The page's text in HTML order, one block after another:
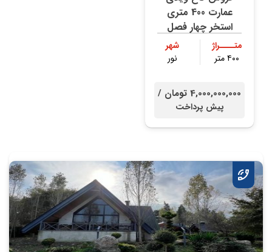
عمارت 400 متری
استخر چهار فصل
متــــراژ
۴۰۰ متر
شهر
نور
4,000,000,000 تومان /
پیش پرداخت